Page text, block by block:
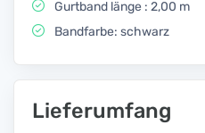
Gurtband länge : 2,00 m
Bandfarbe: schwarz
Lieferumfang